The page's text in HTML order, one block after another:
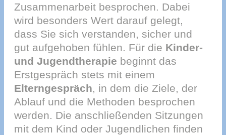
Zusammenarbeit besprochen. Dabei
wird besonders Wert darauf gelegt,
dass Sie sich verstanden, sicher und
gut aufgehoben fühlen. Für die Kinder-
und Jugendtherapie beginnt das
Erstgespräch stets mit einem
Elterngespräch, in dem die Ziele, der
Ablauf und die Methoden besprochen
werden. Die anschließenden Sitzungen
mit dem Kind oder Jugendlichen finden